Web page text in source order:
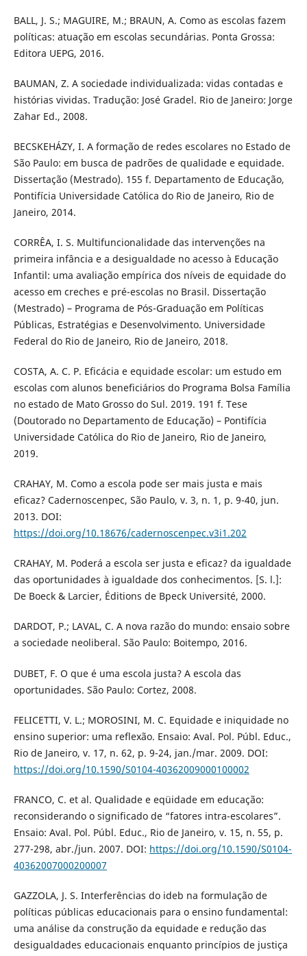
BALL, J. S.; MAGUIRE, M.; BRAUN, A. Como as escolas fazem
políticas: atuação em escolas secundárias. Ponta Grossa:
Editora UEPG, 2016.
BAUMAN, Z. A sociedade individualizada: vidas contadas e
histórias vividas. Tradução: José Gradel. Rio de Janeiro: Jorge
Zahar Ed., 2008.
BECSKEHÁZY, I. A formação de redes escolares no Estado de
São Paulo: em busca de padrões de qualidade e equidade.
Dissertação (Mestrado). 155 f. Departamento de Educação,
Pontifícia Universidade Católica do Rio de Janeiro, Rio de
Janeiro, 2014.
CORRÊA, I. S. Multifuncionalidade das intervenções na
primeira infância e a desigualdade no acesso à Educação
Infantil: uma avaliação empírica dos níveis de equidade do
acesso em creches e pré-escolas no Brasil. Dissertação
(Mestrado) – Programa de Pós-Graduação em Políticas
Públicas, Estratégias e Desenvolvimento. Universidade
Federal do Rio de Janeiro, Rio de Janeiro, 2018.
COSTA, A. C. P. Eficácia e equidade escolar: um estudo em
escolas com alunos beneficiários do Programa Bolsa Família
no estado de Mato Grosso do Sul. 2019. 191 f. Tese
(Doutorado no Departamento de Educação) – Pontifícia
Universidade Católica do Rio de Janeiro, Rio de Janeiro,
2019.
CRAHAY, M. Como a escola pode ser mais justa e mais
eficaz? Cadernoscenpec, São Paulo, v. 3, n. 1, p. 9-40, jun.
2013. DOI:
https://doi.org/10.18676/cadernoscenpec.v3i1.202
CRAHAY, M. Poderá a escola ser justa e eficaz? da igualdade
das oportunidades à igualdade dos conhecimentos. [S. l.]:
De Boeck & Larcier, Éditions de Bpeck Université, 2000.
DARDOT, P.; LAVAL, C. A nova razão do mundo: ensaio sobre
a sociedade neoliberal. São Paulo: Boitempo, 2016.
DUBET, F. O que é uma escola justa? A escola das
oportunidades. São Paulo: Cortez, 2008.
FELICETTI, V. L.; MOROSINI, M. C. Equidade e iniquidade no
ensino superior: uma reflexão. Ensaio: Aval. Pol. Públ. Educ.,
Rio de Janeiro, v. 17, n. 62, p. 9-24, jan./mar. 2009. DOI:
https://doi.org/10.1590/S0104-40362009000100002
FRANCO, C. et al. Qualidade e eqüidade em educação:
reconsiderando o significado de “fatores intra-escolares”.
Ensaio: Aval. Pol. Públ. Educ., Rio de Janeiro, v. 15, n. 55, p.
277-298, abr./jun. 2007. DOI: https://doi.org/10.1590/S0104-
40362007000200007
GAZZOLA, J. S. Interferências do ideb na formulação de
políticas públicas educacionais para o ensino fundamental:
uma análise da construção da equidade e redução das
desigualdades educacionais enquanto princípios de justiça